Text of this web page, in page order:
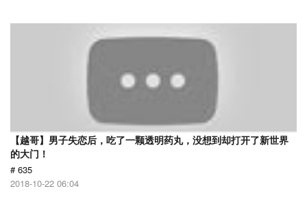
【越哥】男子失恋后，吃了一颗透明药丸，没想到却打开了新世界
的大门！
# 635
2018-10-22 06:04